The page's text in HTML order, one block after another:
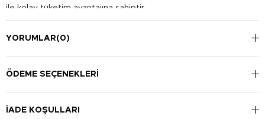
ile kolay tüketim avantajına sahiptir.
Kullanım Şekli:
Günde 1-2 kez 1 tabletin bir bardak suda (200 ml) eritilerek
YORUMLAR(0)
ÖDEME SEÇENEKLERI
İADE KOŞULLARI